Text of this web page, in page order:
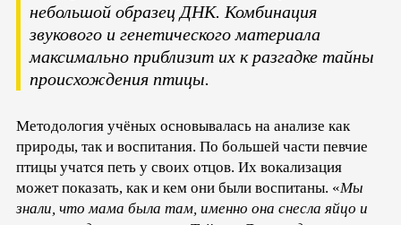
небольшой образец ДНК. Комбинация
звукового и генетического материала
максимально приблизит их к разгадке тайны
происхождения птицы.
Методология учёных основывалась на анализе как
природы, так и воспитания. По большей части певчие
птицы учатся петь у своих отцов. Их вокализация
может показать, как и кем они были воспитаны. «Мы
знали, что мама была там, именно она снесла яйцо и